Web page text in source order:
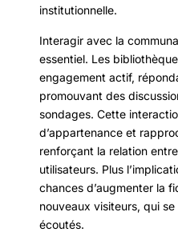
institutionnelle.
Interagir avec la
essentiel. Les
engagement actif,
promouvant des
sondages. Cette
d’appartenance et
renforçant la relation
utilisateurs. Plus
chances d’augmenter la
nouveaux visiteurs, qui
écoutés.